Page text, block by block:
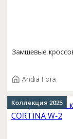
Замшевые
Andia Fora
Коллекция 2025